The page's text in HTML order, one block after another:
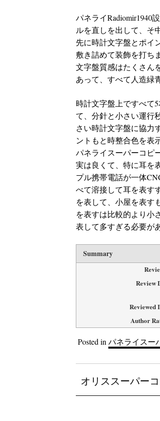
パネライRadiomir1940
ルを直しを出して、そ
先に時計文字盤とポイ
敷き詰めて装飾を打ち
文字盤質感はたくさん
あって、すべて人造緑
時計文字盤上ですべて
て、分針と小さい運行
さい時計文字盤に協力
ントもと時整合色を表
パネライスーパーコピ
実は良くて、特に耳を
プル携帯電話が一体
べて溶接して耳を表す
を表して、小屋を表す
を表すは比較的より小
表して多すぎる必要が
Summary
Review
Reviewed
Author
Posted inパネライスー
オリススーパー